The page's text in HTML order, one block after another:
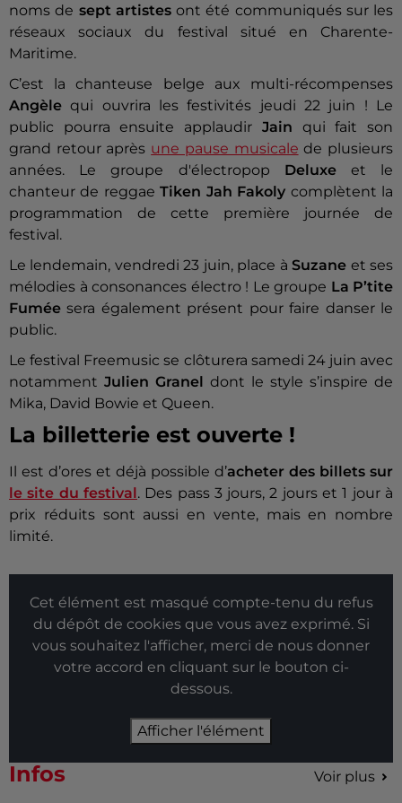
noms de sept artistesont été communiqués sur les
réseaux sociaux du festival situé en Charente-
Maritime.
C’est la chanteuse belge aux multi-récompenses
Angèle qui ouvrira les festivités jeudi 22 juin ! Le
public pourra ensuite applaudir Jain qui fait son
grand retour après une pause musicale de plusieurs
années. Le groupe d'électropop Deluxeet le
chanteur de reggaeTiken Jah Fakoly complètent la
programmation de cette première journée de
festival.
Le lendemain, vendredi 23 juin, place àSuzane et ses
mélodies à consonances électro ! Le groupe La P’tite
Fumée sera également présent pour faire danser le
public.
Le festival Freemusic se clôturera samedi 24 juin avec
notamment Julien Granel dont le style s’inspire de
Mika, David Bowie et Queen.
La billetterie est ouverte !
Il est d’ores et déjà possible d’acheter des billets sur
le site du festival. Des pass 3 jours, 2 jours et 1 jour à
prix réduits sont aussi en vente, mais en nombre
limité.
Cet élément est masqué compte-tenu du refus
du dépôt de cookies que vous avez exprimé. Si
vous souhaitez l'afficher, merci de nous donner
votre accord en cliquant sur le bouton ci-
dessous.
Afficher l'élément
Infos Voir plus